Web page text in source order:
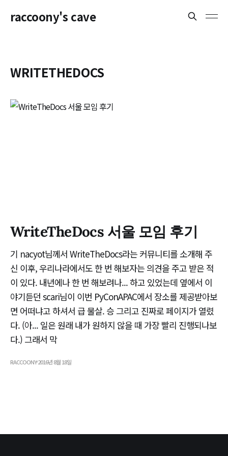
raccoony's cave
WRITETHEDOCS
WriteTheDocs 서울 모임 후기
기 nacyot님께서 WriteTheDocs라는 커뮤니티를 소개해 주
신 이후, 우리나라에서도 한 번 해보자는 의견을 주고 받은 적
이 있다. 내년에나 한 번 해보려나... 하고 있었는데 옆에서 이
야기듣던 scari님이 이번 PyConAPAC에서 장소를 제공받아보
면 어떠냐고 하셔서 급 물살. 승 그리고 진짜로 페이지가 열렸
다. (아... 일은 원래 내가 원하지 않을 때 가장 빨리 진행되나보
다.) 그래서 막
RACCOONY2016년 8월 18일